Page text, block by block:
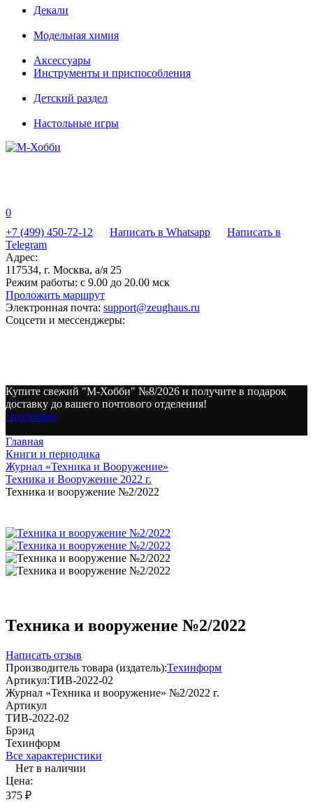
Декали
Модельная химия
Аксессуары
Инструменты и приспособления
Детский раздел
Настольные игры
0
+7 (499) 450-72-12
Написать в Whatsapp
Написать в
Telegram
Адрес:
117534, г. Москва, а/я 25
Режим работы: с 9.00 до 20.00 мск
Проложить маршрут
Электронная почта: support@zeughaus.ru
Соцсети и мессенджеры:
Купите свежий "М-Хобби" №8/2026 и получите в подарок
доставку до вашего почтового отделения!
Подробнее
Главная
Книги и периодика
Журнал «Техника и Вооружение»
Техника и Вооружение 2022 г.
Техника и вооружение №2/2022
Техника и вооружение №2/2022
Написать отзыв
Производитель товара (издатель):Техинформ
Артикул:ТИВ-2022-02
Журнал «Техника и вооружение» №2/2022 г.
Артикул
ТИВ-2022-02
Брэнд
Техинформ
Все характеристики
Нет в наличии
Цена:
375 ₽